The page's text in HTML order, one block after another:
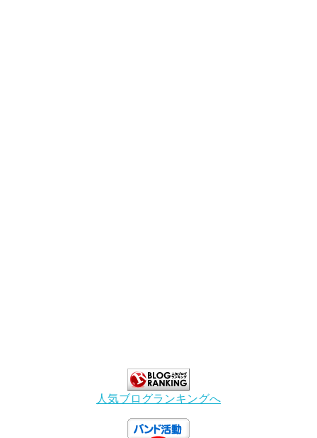
人気ブログランキングへ